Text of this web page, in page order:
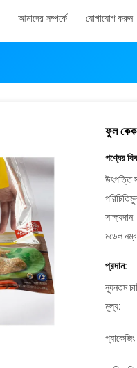
আমাদের সম্পর্কে যোগাযোগ করুন
ফুল কেক
পণ্যের
উৎপত্তি
সাক্ষ্যদান:
মডেল
প্রদান:
ন্যূনতম
মূল্য: